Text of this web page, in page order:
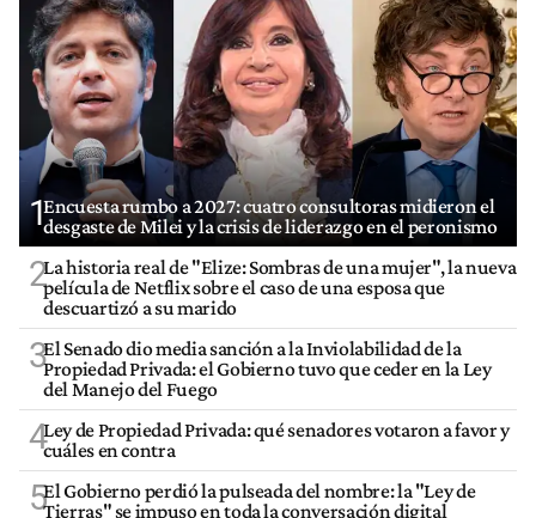
1Encuesta rumbo a 2027: cuatro consultoras midieron el
desgaste de Milei y la crisis de liderazgo en el peronismo
2La historia real de "Elize: Sombras de una mujer", la nueva
película de Netflix sobre el caso de una esposa que
descuartizó a su marido
3El Senado dio media sanción a la Inviolabilidad de la
Propiedad Privada: el Gobierno tuvo que ceder en la Ley
del Manejo del Fuego
4Ley de Propiedad Privada: qué senadores votaron a favor y
cuáles en contra
5El Gobierno perdió la pulseada del nombre: la "Ley de
Tierras" se impuso en toda la conversación digital